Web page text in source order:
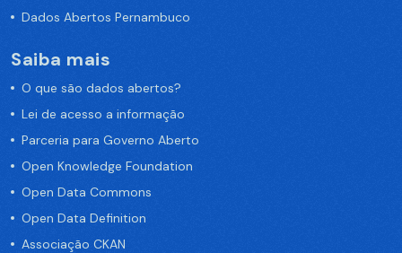
Dados Abertos Pernambuco
Saiba mais
O que são dados abertos?
Lei de acesso a informação
Parceria para Governo Aberto
Open Knowledge Foundation
Open Data Commons
Open Data Definition
Associação CKAN